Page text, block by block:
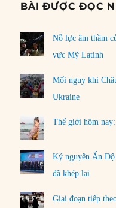
BÀI ĐƯỢC ĐỌC
Nỗ lực âm thầm
vực Mỹ Latinh
Mối nguy khi
Ukraine
Thế giới hôm
Kỷ nguyên Ấn
đã khép lại
Giai đoạn tiếp